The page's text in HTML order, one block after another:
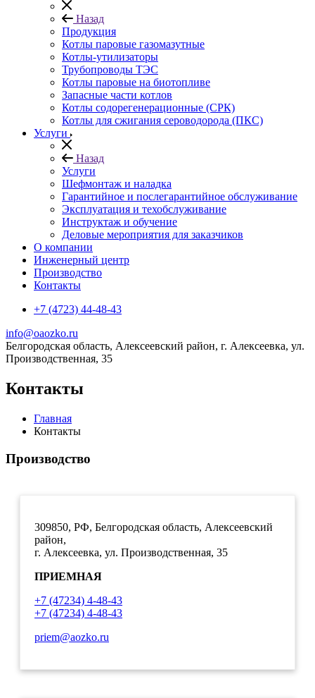
Назад
Продукция
Котлы паровые газомазутные
Котлы-утилизаторы
Трубопроводы ТЭС
Котлы паровые на биотопливе
Запасные части котлов
Котлы содорегенерационные (СРК)
Котлы для сжигания сероводорода (ПКС)
Услуги
Назад
Услуги
Шефмонтаж и наладка
Гарантийное и послегарантийное обслуживание
Эксплуатация и техобслуживание
Инструктаж и обучение
Деловые мероприятия для заказчиков
О компании
Инженерный центр
Производство
Контакты
+7 (4723) 44-48-43
info@oaozko.ru
Белгородская область, Алексеевский район, г. Алексеевка, ул.
Производственная, 35
Контакты
Главная
Контакты
Производство
309850, РФ, Белгородская область, Алексеевский
район,
г. Алексеевка, ул. Производственная, 35
ПРИЕМНАЯ
+7 (47234) 4-48-43
+7 (47234) 4-48-43
priem@aozko.ru